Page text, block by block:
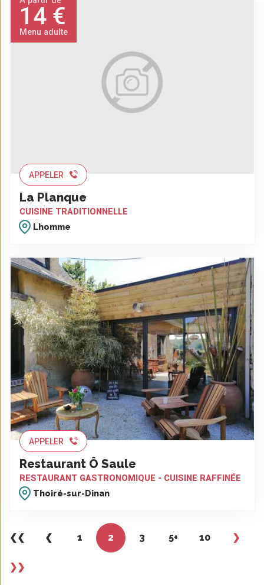
14 €
Menu adulte
APPELER
La Planque
CUISINE TRADITIONNELLE
Lhomme
APPELER
Restaurant Ô Saule
RESTAURANT GASTRONOMIQUE - CUISINE RAFFINÉE
Thoiré-sur-Dinan
❮❮ ❮ 1 2 3 5+ 10 ❯
❯❯